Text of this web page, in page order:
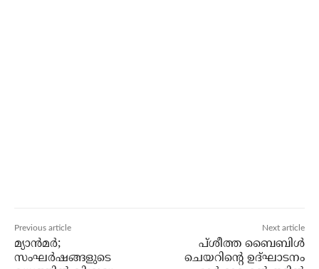
Previous article
മ്യാന്‍മര്‍;
സംഘര്‍ഷങ്ങളുടെ
Next article
പ്ശീത്ത ബൈബിള്‍
ചെയറിന്റെ ഉദ്ഘാടനം